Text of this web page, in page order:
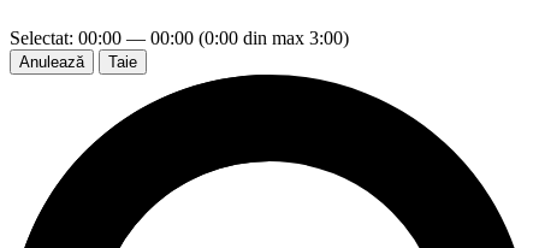
Selectat: 00:00 — 00:00 (0:00 din max 3:00)
Anulează Taie